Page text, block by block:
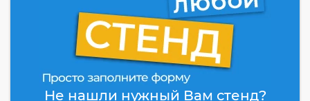
Не нашли нужный Вам стенд?